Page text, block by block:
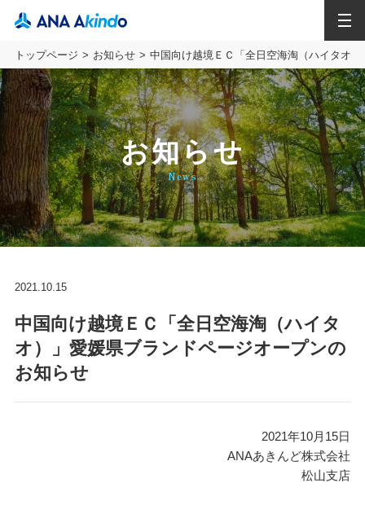
トップページ お知らせ 中国向け越境ＥＣ「全日空海淘（ハイタオ
お知らせ
News
2021.10.15
中国向け越境ＥＣ「全日空海淘（ハイタ
オ）」愛媛県ブランドページオープンの
お知らせ
2021年10月15日
ANAあきんど株式会社
松山支店